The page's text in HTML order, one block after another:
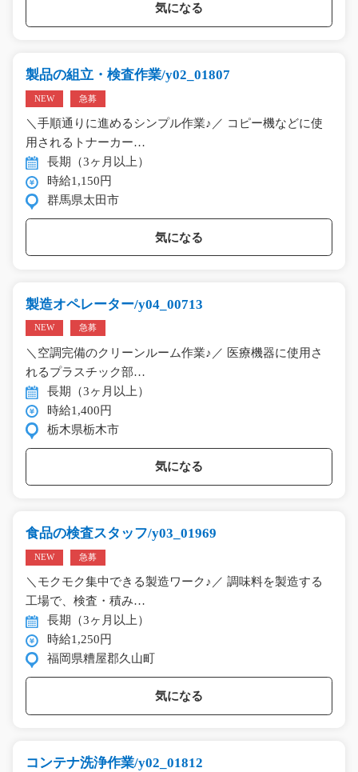
気になる
製品の組立・検査作業/y02_01807
NEW 急募
＼手順通りに進めるシンプル作業♪／ コピー機などに使
用されるトナーカー…
長期（3ヶ月以上）
時給1,150円
群馬県太田市
気になる
製造オペレーター/y04_00713
NEW 急募
＼空調完備のクリーンルーム作業♪／ 医療機器に使用さ
れるプラスチック部…
長期（3ヶ月以上）
時給1,400円
栃木県栃木市
気になる
食品の検査スタッフ/y03_01969
NEW 急募
＼モクモク集中できる製造ワーク♪／ 調味料を製造する
工場で、検査・積み…
長期（3ヶ月以上）
時給1,250円
福岡県糟屋郡久山町
気になる
コンテナ洗浄作業/y02_01812